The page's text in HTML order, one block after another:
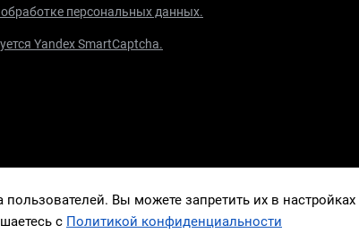
персональных данных.
Yandex SmartCaptcha.
Вы можете запретить их в настройках
с Политикой конфиденциальности